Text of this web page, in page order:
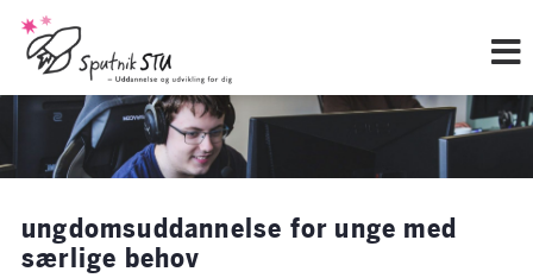
indholdet
ungdomsuddannelse for unge med
særlige behov